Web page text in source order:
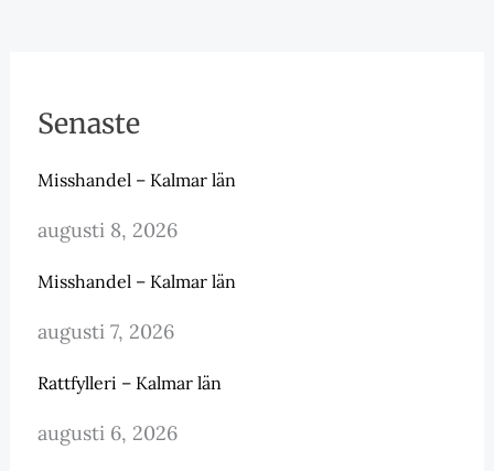
Senaste
Misshandel – Kalmar län
augusti 8, 2026
Misshandel – Kalmar län
augusti 7, 2026
Rattfylleri – Kalmar län
augusti 6, 2026